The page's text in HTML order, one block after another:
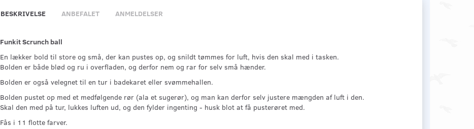
BESKRIVELSE ANBEFALET ANMELDELSER
Funkit Scrunch ball
En lækker bold til store og små, der kan pustes op, og snildt tømmes for luft, hvis den skal med i tasken.
Bolden er både blød og ru i overfladen, og derfor nem og rar for selv små hænder.
Bolden er også velegnet til en tur i badekaret eller svømmehallen.
Bolden pustet op med et medfølgende rør (ala et sugerør), og man kan derfor selv justere mængden af luft i den.
Skal den med på tur, lukkes luften ud, og den fylder ingenting - husk blot at få pusterøret med.
Fås i 11 flotte farver.